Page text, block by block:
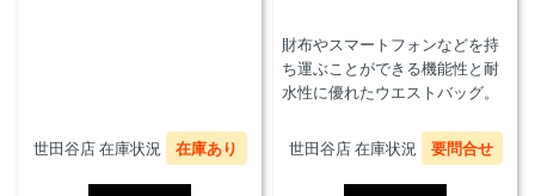
世田谷店 在庫状況 在庫あり
財布やスマートフォンなどを持
ち運ぶことができる機能性と耐
水性に優れたウエストバッグ。
世田谷店 在庫状況 要問合せ